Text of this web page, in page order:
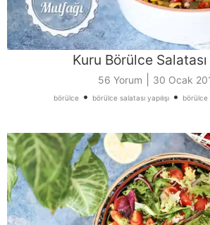
Kuru Börülce
56 Yorum 30 Ocak
börülce• börülce salatası yapılışı• börülce